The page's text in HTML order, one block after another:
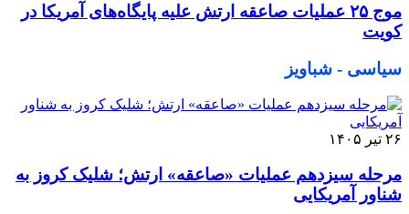
موج ۲۵ عملیات صاعقه ارتش علیه پایگاه‌های آمریکا در
کویت
سیاسی - شباویز
۲۶ تیر ۱۴۰۵
مرحله سیزدهم عملیات «صاعقه» ارتش؛ شلیک کروز به
شناور آمریکایی